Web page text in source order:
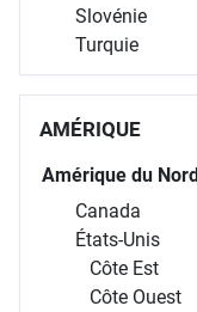
Slovénie
Turquie
AMÉRIQUE
Amérique du
Canada
États-Unis
Côte Est
Côte Ouest